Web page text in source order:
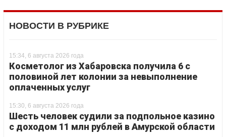
НОВОСТИ В РУБРИКЕ
15:34, 6 августа 2026 года
Косметолог из Хабаровска получила 6 с
половиной лет колонии за невыполнение
оплаченных услуг
15:30, 6 августа 2026 года
Шесть человек судили за подпольное казино
с доходом 11 млн рублей в Амурской области